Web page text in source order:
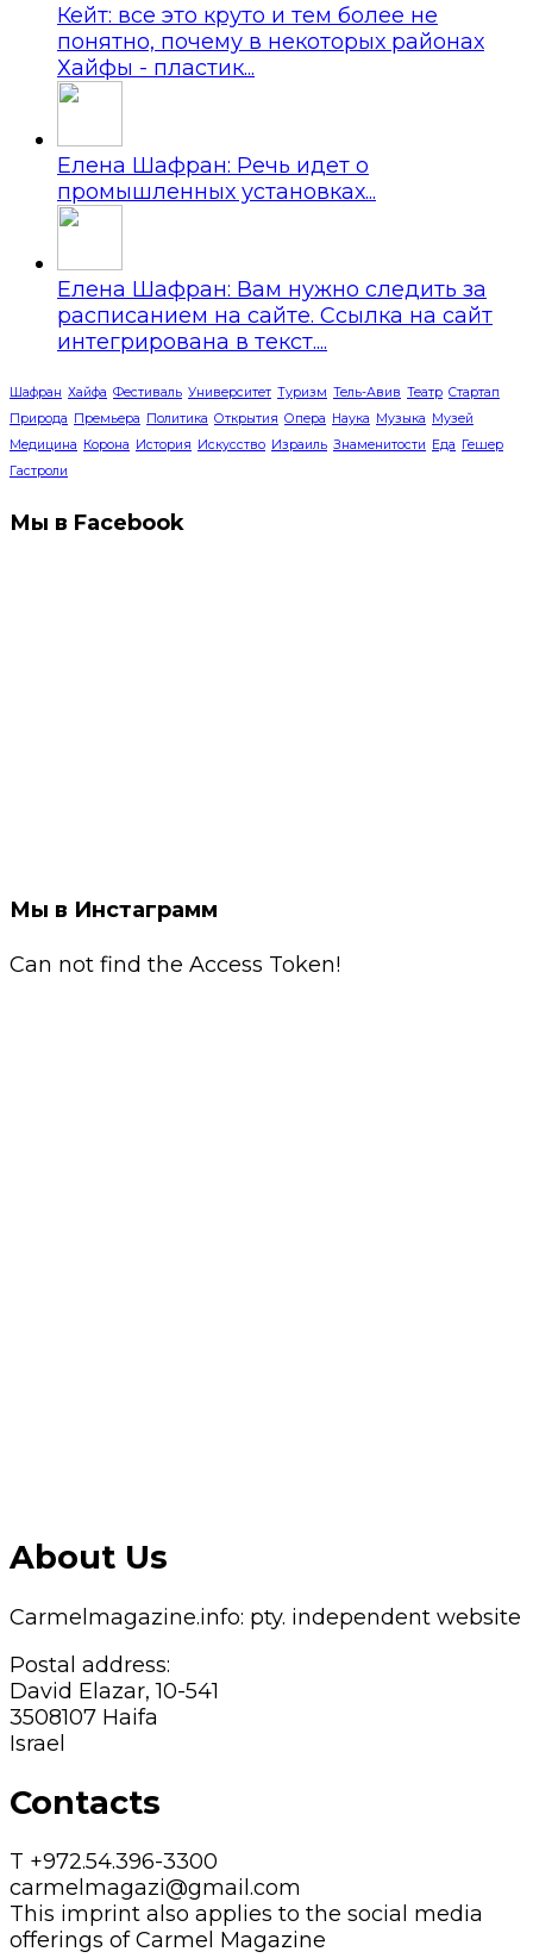
Кейт: все это круто и тем более не
понятно, почему в некоторых районах
Хайфы - пластик...
Елена Шафран: Речь идет о
промышленных установках...
Елена Шафран: Вам нужно следить за
расписанием на сайте. Ссылка на сайт
интегрирована в текст....
Шафран Хайфа Фестиваль Университет Туризм Тель-Авив Театр Стартап
Природа Премьера Политика Открытия Опера Наука Музыка Музей
Медицина Корона История Искусство Израиль Знаменитости Еда Гешер
Гастроли
Мы в Facebook
Мы в Инстаграмм
Can not find the Access Token!
About Us
Carmelmagazine.info: pty. independent website
Postal address:
David Elazar, 10-541
3508107 Haifa
Israel
Contacts
T +972.54.396-3300
carmelmagazi@gmail.com
This imprint also applies to the social media
offerings of Carmel Magazine